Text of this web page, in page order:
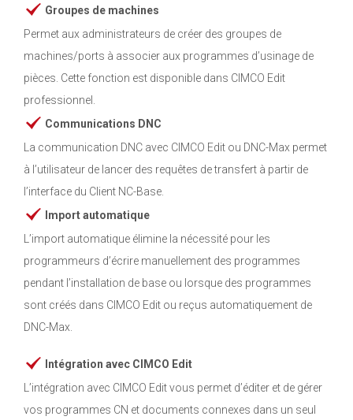
Groupes de machines
Permet aux administrateurs de créer des groupes de
machines/ports à associer aux programmes d’usinage de
pièces. Cette fonction est disponible dans CIMCO Edit
professionnel.
Communications DNC
La communication DNC avec CIMCO Edit ou DNC-Max permet
à l’utilisateur de lancer des requêtes de transfert à partir de
l’interface du Client NC-Base.
Import automatique
L’import automatique élimine la nécessité pour les
programmeurs d’écrire manuellement des programmes
pendant l’installation de base ou lorsque des programmes
sont créés dans CIMCO Edit ou reçus automatiquement de
DNC-Max.
Intégration avec CIMCO Edit
L’intégration avec CIMCO Edit vous permet d’éditer et de gérer
vos programmes CN et documents connexes dans un seul